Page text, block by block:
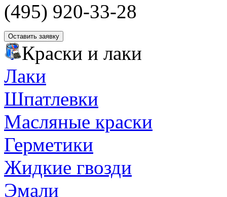
(495) 920-33-28
Оставить заявку
Краски и лаки
Лаки
Шпатлевки
Масляные краски
Герметики
Жидкие гвозди
Эмали